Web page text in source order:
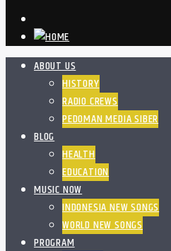
ABOUT US
HISTORY
RADIO CREWS
PEDOMAN MEDIA SIBER
BLOG
HEALTH
EDUCATION
MUSIC NOW
INDONESIA NEW SONGS
WORLD NEW SONGS
PROGRAM